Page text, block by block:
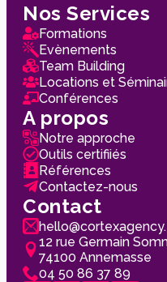
Nos Services
Formations
Evènements
Team Building
Locations et
Conférences
A propos
Notre approche
Outils certifiiés
Références
Contactez-nous
Contact
12 rue Germain
74100 Annemasse
04 50 86 37 89